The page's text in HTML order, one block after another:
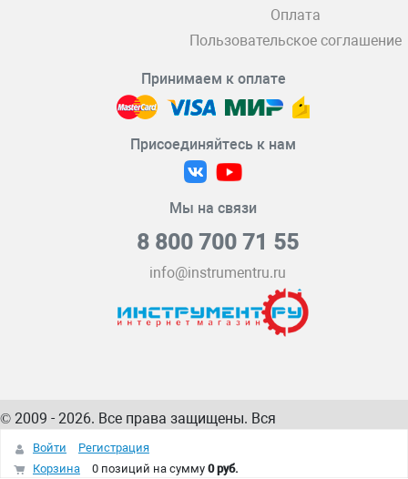
Оплата
Пользовательское соглашение
Принимаем к оплате
Присоединяйтесь к нам
Мы на связи
8 800 700 71 55
info@instrumentru.ru
© 2009 - 2026. Все права защищены. Вся
информация на сайте – собственность
интернет-магазина
Войти
Регистрация
Корзина
0 позиций на сумму 0 руб.